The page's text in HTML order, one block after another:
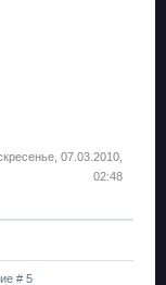
07.03.2010,
02:48
# 5